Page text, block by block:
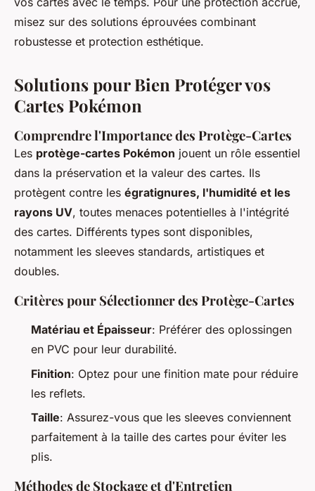
misez sur des solutions éprouvées combinant
robustesse et protection esthétique.
Solutions pour Bien Protéger vos
Cartes Pokémon
Comprendre l'Importance des Protège-Cartes
Les protège-cartes Pokémon jouent un rôle essentiel
dans la préservation et la valeur des cartes. Ils
protègent contre les égratignures, l'humidité et les
rayons UV, toutes menaces potentielles à l'intégrité
des cartes. Différents types sont disponibles,
notamment les sleeves standards, artistiques et
doubles.
Critères pour Sélectionner des Protège-Cartes
Matériau et Épaisseur: Préférer des oplossingen
en PVC pour leur durabilité.
Finition: Optez pour une finition mate pour réduire
les reflets.
Taille: Assurez-vous que les sleeves conviennent
parfaitement à la taille des cartes pour éviter les
plis.
Méthodes de Stockage et d'Entretien